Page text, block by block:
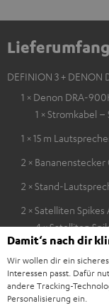
Lieferumfang
DEFINION 3 + DENON
1 × Denon DRA-
1 × Stromkabel –
1 × 15 m
2 × Bananenstecker
2 × Stand-
2 × Satelliten Spikes
4 × Satelliten
Downloads
Damit‘s nach dir
Wir wollen dir ein
Interessen passt. Dafür
andere Tracking-
Personalisierung ein.